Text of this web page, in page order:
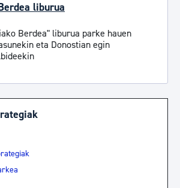
liburua
Berdea" liburua parke hauen
eta Donostian egin